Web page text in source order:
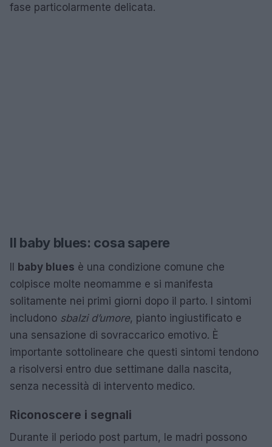
fase particolarmente delicata.
Il baby blues: cosa sapere
Il baby blues è una condizione comune che
colpisce molte neomamme e si manifesta
solitamente nei primi giorni dopo il parto. I sintomi
includono sbalzi d’umore, pianto ingiustificato e
una sensazione di sovraccarico emotivo. È
importante sottolineare che questi sintomi tendono
a risolversi entro due settimane dalla nascita,
senza necessità di intervento medico.
Riconoscere i segnali
Durante il periodo post partum, le madri possono